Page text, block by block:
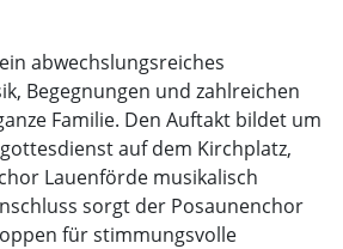
abwechslungsreiches
Begegnungen und zahlreichen
Familie. Den Auftakt bildet um
auf dem Kirchplatz,
Lauenförde musikalisch
sorgt der Posaunenchor
für stimmungsvolle